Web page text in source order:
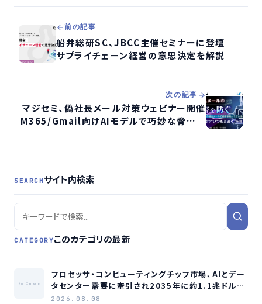
前の記事
船井総研SC、JBCC主催セミナーに登壇
サプライチェーン経営の意思決定を解説
次の記事
マジセミ、偽社長メール対策ウェビナー開催
M365/Gmail向けAIモデルで巧妙な脅威に
SEARCHサイト内検索
CATEGORYこのカテゴリの最新
No Image
プロセッサ・コンピューティングチップ市場、AIとデー
タセンター需要に牽引され2035年に約1.1兆ドル規
模へ成長か
2026.08.08